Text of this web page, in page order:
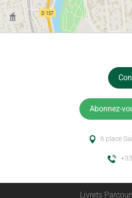
Abonnez-
6 place
Livrets